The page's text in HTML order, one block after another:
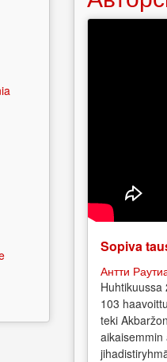
Sopiva
Антти
103
teki
aikaisemmin